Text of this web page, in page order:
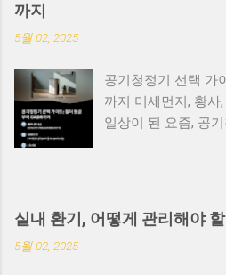
까지
5월 02, 2025
공기청정기 선택 가
까지 미세먼지, 황사
일상이 된 요즘, 공
이 쏟아지면서 어
되시죠? 오늘은 공
확인해야 할 핵심
HEPA 필터 등급, 얼
실내 환기, 어떻게 관리해야
5월 02, 2025